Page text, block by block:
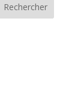
Rechercher